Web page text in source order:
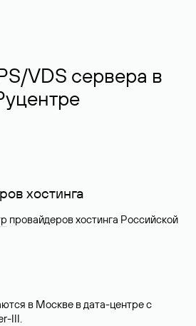
VDS сервера в
хостинга
провайдеров хостинга Российской
в Москве в дата-центре с
III.